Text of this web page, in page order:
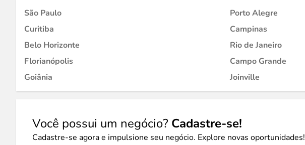
São Paulo
Porto Alegre
Curitiba
Campinas
Belo Horizonte
Rio de Janeiro
Florianópolis
Campo Grande
Goiânia
Joinville
Você possui um negócio? Cadastre-se!
Cadastre-se agora e impulsione seu negócio. Explore novas oportunidades!